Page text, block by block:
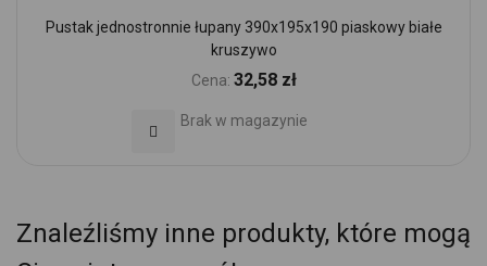
Pustak jednostronnie łupany 390x195x190 piaskowy białe
kruszywo
Cena: 32,58 zł
Brak w magazynie
Dodaj do Ulubionych
Znaleźliśmy inne produkty, które mogą